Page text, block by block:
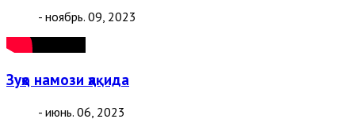
- ноябрь. 09, 2023
Зуҳо намози ҳақида
- июнь. 06, 2023